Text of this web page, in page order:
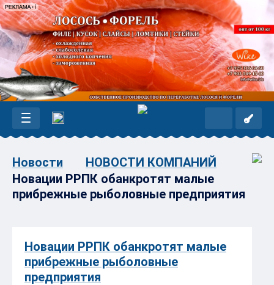
Новости
НОВОСТИ КОМПАНИЙ
Новации РРПК обанкротят малые
прибрежные рыболовные предприятия
Новации РРПК обанкротят малые
прибрежные рыболовные
предприятия